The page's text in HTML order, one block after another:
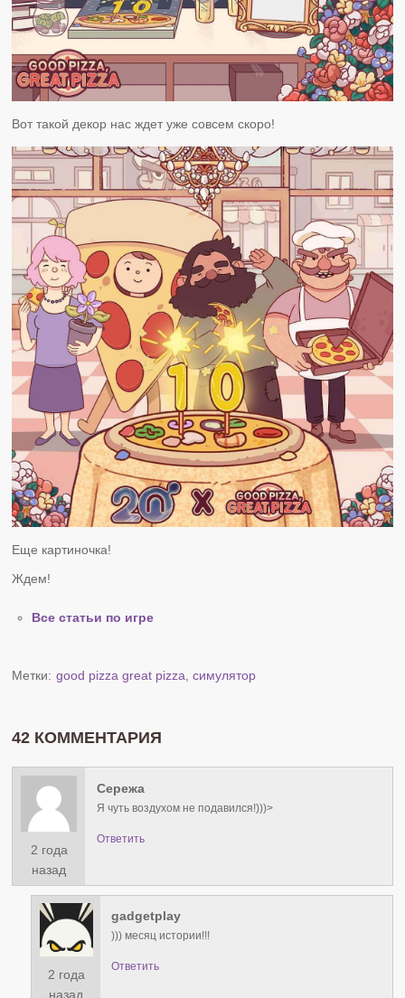
Вот такой декор нас ждет уже совсем скоро!
Еще картиночка!
Ждем!
Все статьи по игре
Метки: good pizza great pizza,симулятор
42 КОММЕНТАРИЯ
2 года
назад
Сережа
Я чуть воздухом не подавился!)))>
Ответить
2 года
назад
gadgetplay
))) месяц истории!!!
Ответить